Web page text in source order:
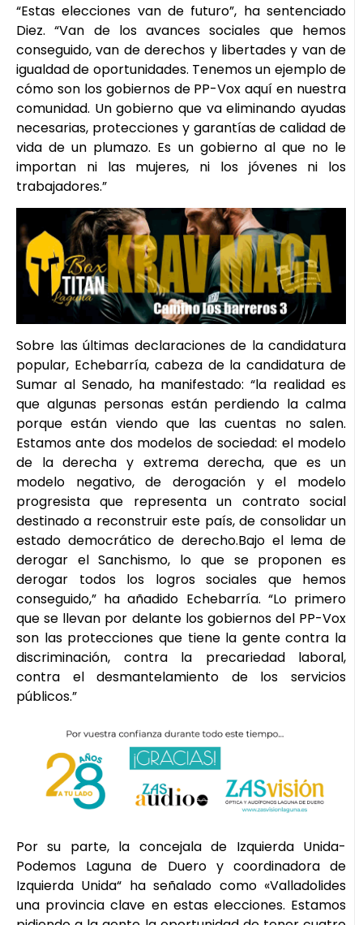
“Estas elecciones van de futuro”, ha sentenciado
Diez. “Van de los avances sociales que hemos
conseguido, van de derechos y libertades y van de
igualdad de oportunidades. Tenemos un ejemplo de
cómo son los gobiernos de PP-Vox aquí en nuestra
comunidad. Un gobierno que va eliminando ayudas
necesarias, protecciones y garantías de calidad de
vida de un plumazo. Es un gobierno al que no le
importan ni las mujeres, ni los jóvenes ni los
trabajadores.”
Sobre las últimas declaraciones de la candidatura
popular, Echebarría, cabeza de la candidatura de
Sumar al Senado, ha manifestado: “la realidad es
que algunas personas están perdiendo la calma
porque están viendo que las cuentas no salen.
Estamos ante dos modelos de sociedad: el modelo
de la derecha y extrema derecha, que es un
modelo negativo, de derogación y el modelo
progresista que representa un contrato social
destinado a reconstruir este país, de consolidar un
estado democrático de derecho.Bajo el lema de
derogar el Sanchismo, lo que se proponen es
derogar todos los logros sociales que hemos
conseguido,” ha añadido Echebarría. “Lo primero
que se llevan por delante los gobiernos del PP-Vox
son las protecciones que tiene la gente contra la
discriminación, contra la precariedad laboral,
contra el desmantelamiento de los servicios
públicos.”
Por su parte, la concejala de Izquierda Unida-
Podemos Laguna de Duero y coordinadora de
Izquierda Unida“ ha señalado como «Valladolides
una provincia clave en estas elecciones. Estamos